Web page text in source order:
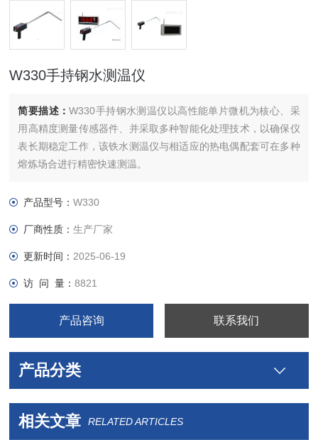
W330手持钢水测温仪
简要描述：W330手持钢水测温仪以高性能单片微机为核心、采
用高精度测量传感器件、并采取多种智能化处理技术，以确保仪
表长期稳定工作，该铁水测温仪与相适应的热电偶配套可在多种
熔炼场合进行精密快速测温。
产品型号：W330
厂商性质：生产厂家
更新时间： 2025-06-19
访 问 量：8821
产品咨询 联系我们
产品分类
相关文章 RELATED ARTICLES